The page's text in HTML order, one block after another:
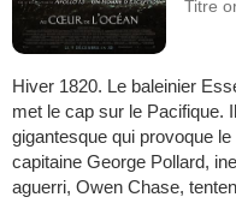
Titre
Hiver 1820. Le baleinier
met le cap sur le Pacifique.
gigantesque qui provoque
capitaine George Pollard,
aguerri, Owen Chase,